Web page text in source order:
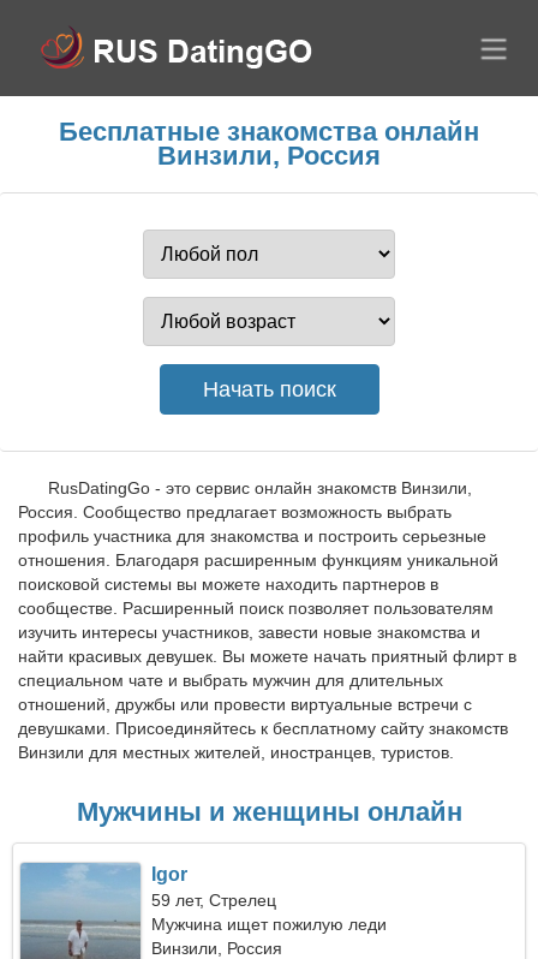
Бесплатные знакомства онлайн
Винзили, Россия
RusDatingGo - это сервис онлайн знакомств Винзили,
Россия. Сообщество предлагает возможность выбрать
профиль участника для знакомства и построить серьезные
отношения. Благодаря расширенным функциям уникальной
поисковой системы вы можете находить партнеров в
сообществе. Расширенный поиск позволяет пользователям
изучить интересы участников, завести новые знакомства и
найти красивых девушек. Вы можете начать приятный флирт в
специальном чате и выбрать мужчин для длительных
отношений, дружбы или провести виртуальные встречи с
девушками. Присоединяйтесь к бесплатному сайту знакомств
Винзили для местных жителей, иностранцев, туристов.
Мужчины и женщины онлайн
Igor
59 лет, Стрелец
Мужчина ищет пожилую леди
Винзили, Россия